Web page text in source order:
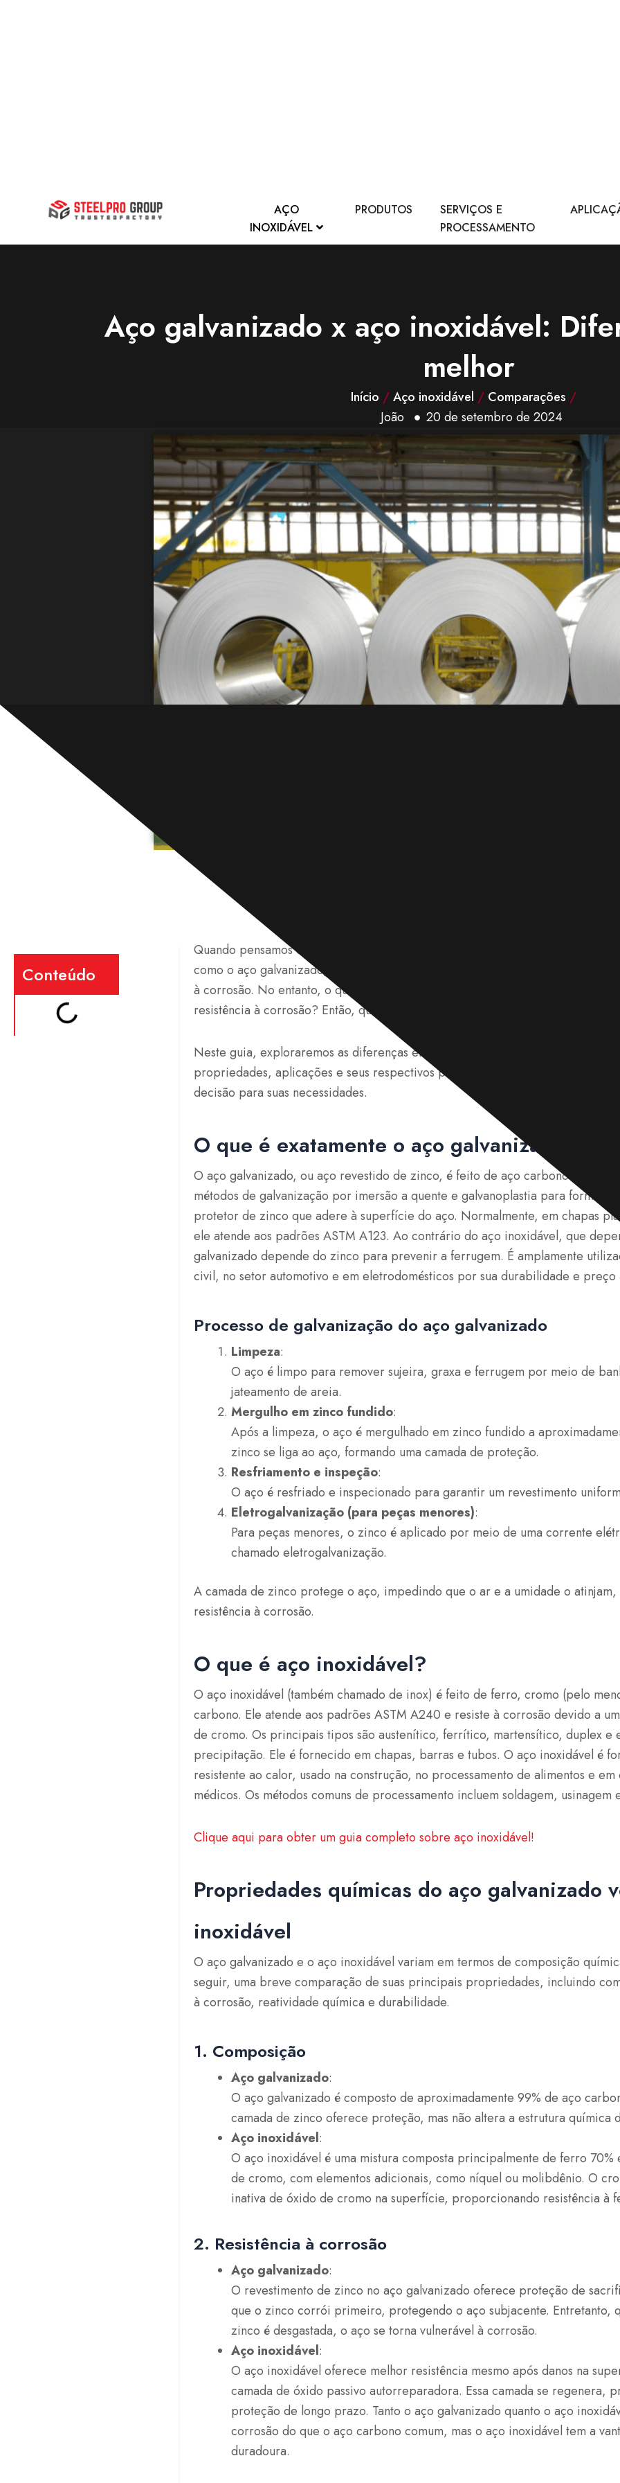
AÇO
INOXIDÁVEL
PRODUTOS
SERVIÇOS E
PROCESSAMENTO
Aço galvanizado x aço inoxidável:
melhor
Início /Aço inoxidável / Comparações /
João
20 de setembro de 2024
Conteúdo
Quando pensamos em aço resistente à ferrugem, o aço inoxidável geralmente
como o aço galvanizado, que passa por um processo de galvanização para
à corrosão. No entanto, o que especificamente diferencia esses dois tipos de
resistência à corrosão? Então, qual opção é mais adequada para o seu projeto?
Neste guia, exploraremos as diferenças entre o aço inoxidável e o aço
propriedades, aplicações e seus respectivos prós e contras, ajudando o senhor
decisão para suas necessidades.
O que é exatamente o aço galvanizado?
O aço galvanizado, ou aço revestido de zinco, é feito de aço carbono e aço
métodos de galvanização por imersão a quente e galvanoplastia para formar
protetor de zinco que adere à superfície do aço. Normalmente, em chapas
ele atende aos padrões ASTM A123. Ao contrário do aço inoxidável, que
galvanizado depende do zinco para prevenir a ferrugem. É amplamente
civil, no setor automotivo e em eletrodomésticos por sua durabilidade e preço
Processo de galvanização do aço galvanizado
Limpeza:
O aço é limpo para remover sujeira, graxa e ferrugem por meio de
jateamento de areia.
Mergulho em zinco fundido:
Após a limpeza, o aço é mergulhado em zinco fundido a
zinco se liga ao aço, formando uma camada de proteção.
Resfriamento e inspeção:
O aço é resfriado e inspecionado para garantir um revestimento
Eletrogalvanização (para peças menores):
Para peças menores, o zinco é aplicado por meio de uma corrente
chamado eletrogalvanização.
A camada de zinco protege o aço, impedindo que o ar e a umidade o atinjam,
resistência à corrosão.
O que é aço inoxidável?
O aço inoxidável (também chamado de inox) é feito de ferro, cromo (pelo
carbono. Ele atende aos padrões ASTM A240 e resiste à corrosão devido a
de cromo. Os principais tipos são austenítico, ferrítico, martensítico, duplex e
precipitação. Ele é fornecido em chapas, barras e tubos. O aço inoxidável é
resistente ao calor, usado na construção, no processamento de alimentos e em
médicos. Os métodos comuns de processamento incluem soldagem, usinagem
Clique aqui para obter um guia completo sobre aço inoxidável!
Propriedades químicas do aço galvanizado
inoxidável
O aço galvanizado e o aço inoxidável variam em termos de composição
seguir, uma breve comparação de suas principais propriedades, incluindo
à corrosão, reatividade química e durabilidade.
1. Composição
Aço galvanizado:
O aço galvanizado é composto de aproximadamente 99% de aço
camada de zinco oferece proteção, mas não altera a estrutura química
Aço inoxidável:
O aço inoxidável é uma mistura composta principalmente de ferro 70%
de cromo, com elementos adicionais, como níquel ou molibdênio. O
inativa de óxido de cromo na superfície, proporcionando resistência à
2. Resistência à corrosão
Aço galvanizado:
O revestimento de zinco no aço galvanizado oferece proteção de
que o zinco corrói primeiro, protegendo o aço subjacente. Entretanto,
zinco é desgastada, o aço se torna vulnerável à corrosão.
Aço inoxidável:
O aço inoxidável oferece melhor resistência mesmo após danos na
camada de óxido passivo autorreparadora. Essa camada se regenera,
proteção de longo prazo. Tanto o aço galvanizado quanto o aço
corrosão do que o aço carbono comum, mas o aço inoxidável tem a
duradoura.